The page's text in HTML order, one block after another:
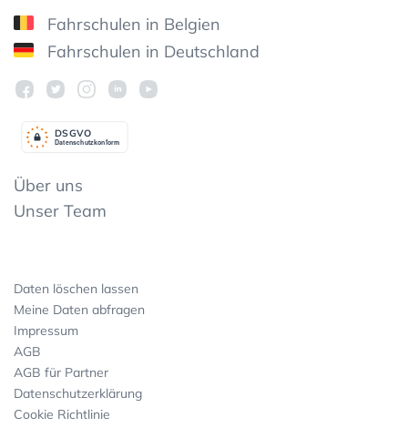
Fahrschulen in Belgien
Fahrschulen in Deutschland
Datenschutzkonform
DSGVO
Über uns
Unser Team
Daten löschen lassen
Meine Daten abfragen
Impressum
AGB
AGB für Partner
Datenschutzerklärung
Cookie Richtlinie